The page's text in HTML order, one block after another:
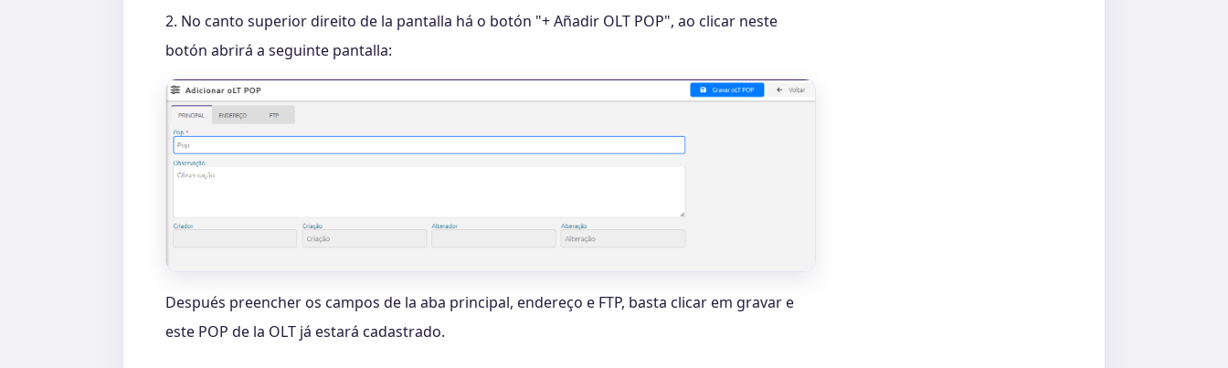
2. No canto superior direito de la pantalla há o botón "+ Añadir OLT POP", ao clicar neste
botón abrirá a seguinte pantalla:
Después preencher os campos de la aba principal, endereço e FTP, basta clicar em gravar e
este POP de la OLT já estará cadastrado.